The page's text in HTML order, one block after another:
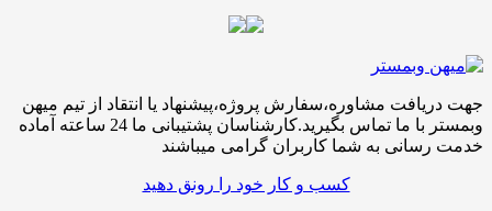
جهت دریافت مشاوره،سفارش پروژه،پیشنهاد یا انتقاد از تیم میهن
وبمستر با ما تماس بگیرید.کارشناسان پشتیبانی ما 24 ساعته آماده
خدمت رسانی به شما کاربران گرامی میباشند
کسب و کار خود را رونق دهید